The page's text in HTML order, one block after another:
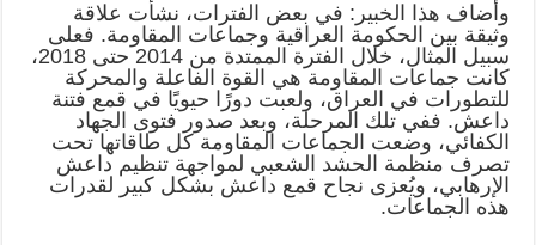
وأضاف هذا الخبير: في بعض الفترات، نشأت علاقة
وثيقة بين الحكومة العراقية وجماعات المقاومة. فعلى
سبيل المثال، خلال الفترة الممتدة من 2014 حتى 2018،
كانت جماعات المقاومة هي القوة الفاعلة والمحركة
للتطورات في العراق، ولعبت دورًا حيويًا في قمع فتنة
داعش. ففي تلك المرحلة، وبعد صدور فتوى الجهاد
الكفائي، وضعت الجماعات المقاومة كل طاقاتها تحت
تصرف منظمة الحشد الشعبي لمواجهة تنظيم داعش
الإرهابي، ويُعزى نجاح قمع داعش بشكل كبير لقدرات
هذه الجماعات.